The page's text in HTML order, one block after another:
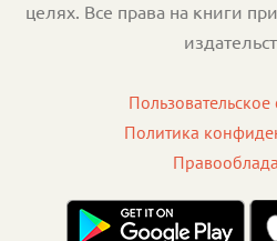
целях. Все права на книги
Политика